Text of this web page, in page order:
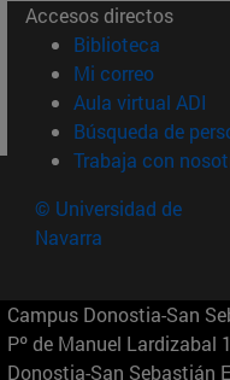
Accesos directos
Biblioteca (abre
Mi correo(abre en
Aula virtual ADI
Búsqueda de
Trabaja con
© Universidad de
Navarra
Campus Donostia-San
Pº de Manuel Lardizabal
Donostia-San Sebastián